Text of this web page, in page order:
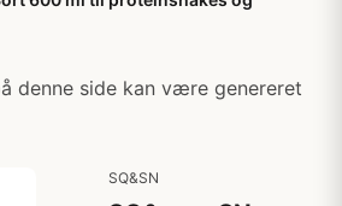
denne side kan være genereret
SQ&SN